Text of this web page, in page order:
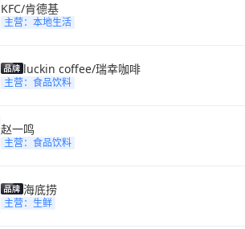
KFC/肯德基
主营：本地生活
luckin coffee/瑞幸咖啡
主营：食品饮料
赵一鸣
主营：食品饮料
海底捞
主营：生鲜